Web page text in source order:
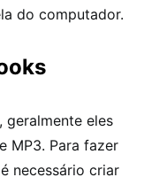
do computador.
geralmente eles
MP3. Para fazer
necessário criar